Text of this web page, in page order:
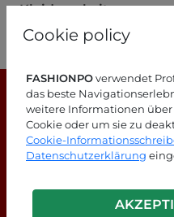
Cookie policy
FASHIONPOverwendet
das beste
weitere Informationen
Cookie oder um sie zu
Cookie-
Datenschutzerklärung
Kleidsamkeit
Das Model auf dem Hauptfoto
Schauen Sie sich